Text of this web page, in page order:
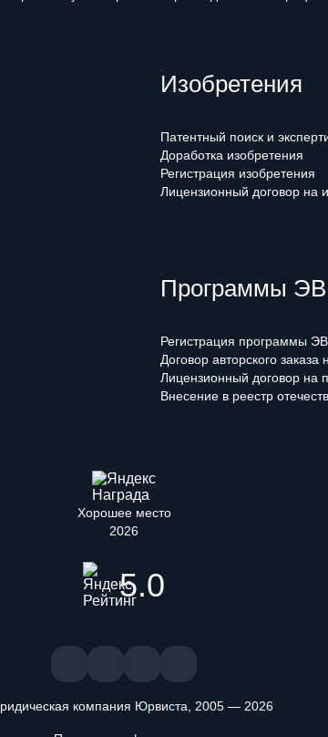
Изобретения
Патентный поиск и
Доработка изобретения
Регистрация изобретения
Лицензионный договор на
Программы
Регистрация программы
Договор авторского
Лицензионный договор на
Внесение в реестр
Хорошее место
2026
5.0
компания Юрвиста, 2005 — 2026
и принимаете условия «